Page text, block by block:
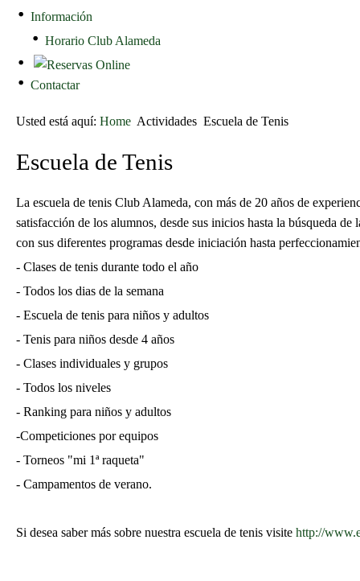
Información
Horario Club Alameda
Contactar
Usted está aquí: Home Actividades Escuela de Tenis
Escuela de Tenis
La escuela de tenis Club Alameda, con más de 20 años de
satisfacción de los alumnos, desde sus inicios hasta la búsqueda de
con sus diferentes programas desde iniciación hasta
- Clases de tenis durante todo el año
- Todos los dias de la semana
- Escuela de tenis para niños y adultos
- Tenis para niños desde 4 años
- Clases individuales y grupos
- Todos los niveles
- Ranking para niños y adultos
-Competiciones por equipos
- Torneos "mi 1ª raqueta"
- Campamentos de verano.
Si desea saber más sobre nuestra escuela de tenis visite http://